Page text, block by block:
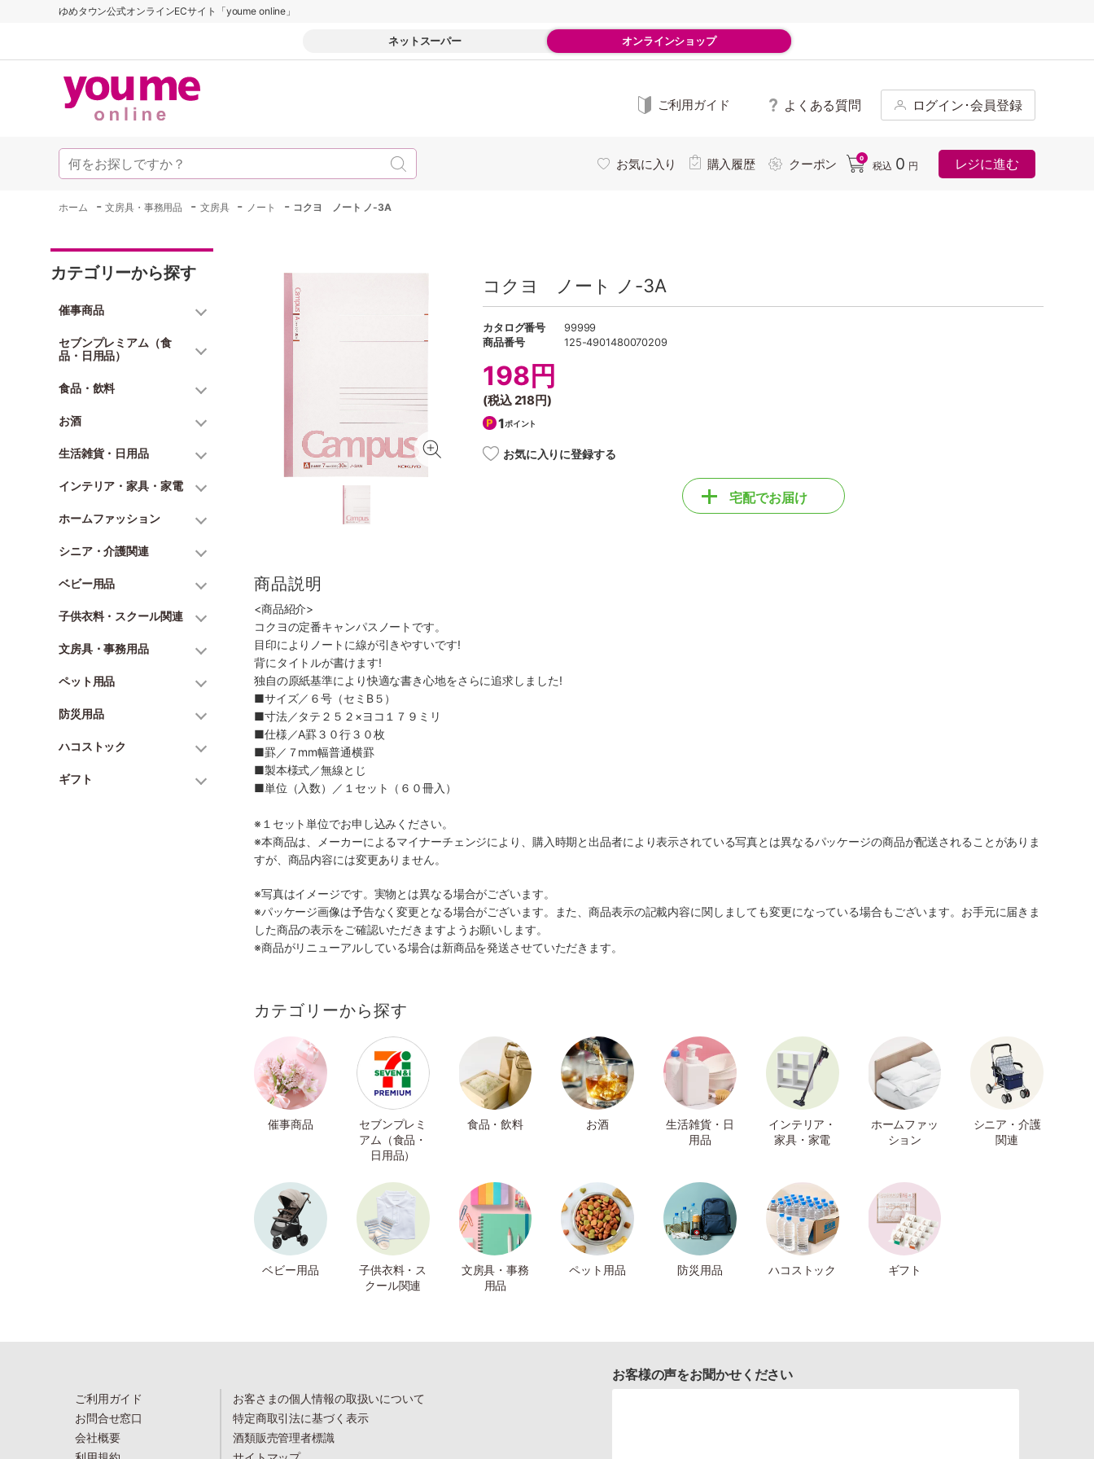
ゆめタウン公式オンラインECサイト「youme online」
ネットスーパー オンラインショップ
ご利用ガイド よくある質問 ログイン･会員登録
お気に入り 購入履歴 クーポン 0
税込 0 円 レジに進む
ホーム -文房具・事務用品 - 文房具 - ノート - コクヨ ノート ノ-3A
カテゴリーから探す
催事商品
セブンプレミアム（食
品・日用品）
食品・飲料
お酒
生活雑貨・日用品
インテリア・家具・家電
ホームファッション
シニア・介護関連
ベビー用品
子供衣料・スクール関連
文房具・事務用品
ペット用品
防災用品
ハコストック
ギフト
コクヨ ノート ノ-3A
カタログ番号
99999
商品番号
125-4901480070209
198円
(税込218円)
1ポイント
お気に入りに登録する
宅配でお届け
商品説明
<商品紹介>
コクヨの定番キャンパスノートです。
目印によりノートに線が引きやすいです!
背にタイトルが書けます!
独自の原紙基準により快適な書き心地をさらに追求しました!
■サイズ／６号（セミB５）
■寸法／タテ２５２×ヨコ１７９ミリ
■仕様／A罫３０行３０枚
■罫／７mm幅普通横罫
■製本様式／無線とじ
■単位（入数）／１セット（６０冊入）
※１セット単位でお申し込みください。
※本商品は、メーカーによるマイナーチェンジにより、購入時期と出品者により表示されている写真とは異なるパッケージの商品が配送されることがありま
すが、商品内容には変更ありません。
※写真はイメージです。実物とは異なる場合がございます。
※パッケージ画像は予告なく変更となる場合がございます。また、商品表示の記載内容に関しましても変更になっている場合もございます。お手元に届きま
した商品の表示をご確認いただきますようお願いします。
※商品がリニューアルしている場合は新商品を発送させていただきます。
カテゴリーから探す
催事商品
セブンプレミ
アム（食品・
日用品）
食品・飲料 お酒
生活雑貨・日
用品
インテリア・
家具・家電
ホームファッ
ション
シニア・介護
関連
ベビー用品
子供衣料・ス
クール関連
文房具・事務
用品
ペット用品 防災用品 ハコストック ギフト
ご利用ガイド
お問合せ窓口
会社概要
お客さまの個人情報の取扱いについて
特定商取引法に基づく表示
酒類販売管理者標識
お客様の声をお聞かせください